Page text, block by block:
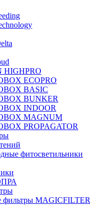
HIGHPRO
ECOPRO
BASIC
BUNKER
INDOOR
MAGNUM
PROPAGATOR
фитосветильники
фильтры MAGICFILTER